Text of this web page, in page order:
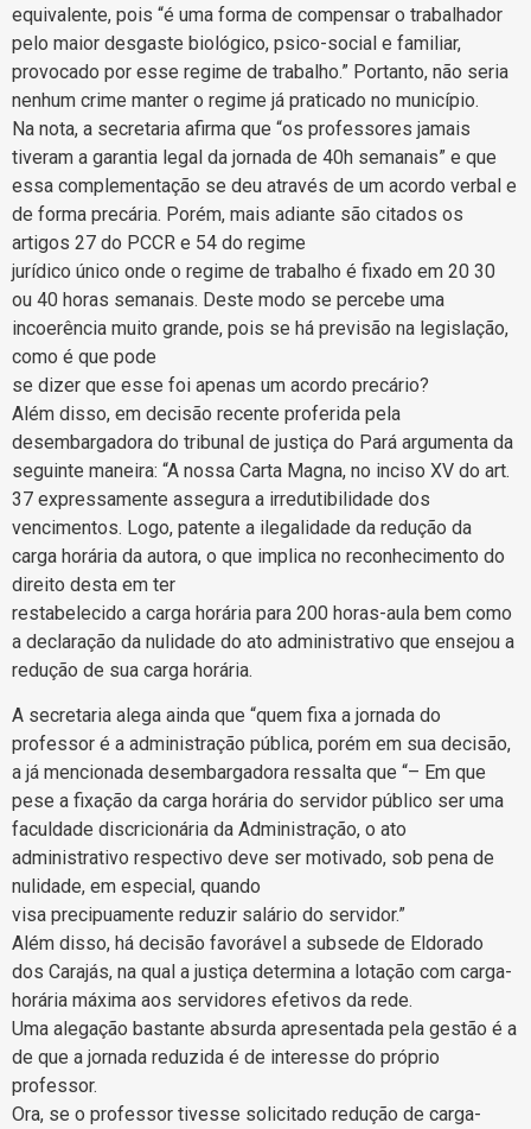
equivalente, pois “é uma forma de compensar o trabalhador
pelo maior desgaste biológico, psico-social e familiar,
provocado por esse regime de trabalho.” Portanto, não seria
nenhum crime manter o regime já praticado no município.
Na nota, a secretaria afirma que “os professores jamais
tiveram a garantia legal da jornada de 40h semanais” e que
essa complementação se deu através de um acordo verbal e
de forma precária. Porém, mais adiante são citados os
artigos 27 do PCCR e 54 do regime
jurídico único onde o regime de trabalho é fixado em 20 30
ou 40 horas semanais. Deste modo se percebe uma
incoerência muito grande, pois se há previsão na legislação,
como é que pode
se dizer que esse foi apenas um acordo precário?
Além disso, em decisão recente proferida pela
desembargadora do tribunal de justiça do Pará argumenta da
seguinte maneira: “A nossa Carta Magna, no inciso XV do art.
37 expressamente assegura a irredutibilidade dos
vencimentos. Logo, patente a ilegalidade da redução da
carga horária da autora, o que implica no reconhecimento do
direito desta em ter
restabelecido a carga horária para 200 horas-aula bem como
a declaração da nulidade do ato administrativo que ensejou a
redução de sua carga horária.
A secretaria alega ainda que “quem fixa a jornada do
professor é a administração pública, porém em sua decisão,
a já mencionada desembargadora ressalta que “– Em que
pese a fixação da carga horária do servidor público ser uma
faculdade discricionária da Administração, o ato
administrativo respectivo deve ser motivado, sob pena de
nulidade, em especial, quando
visa precipuamente reduzir salário do servidor.”
Além disso, há decisão favorável a subsede de Eldorado
dos Carajás, na qual a justiça determina a lotação com carga-
horária máxima aos servidores efetivos da rede.
Uma alegação bastante absurda apresentada pela gestão é a
de que a jornada reduzida é de interesse do próprio
professor.
Ora, se o professor tivesse solicitado redução de carga-